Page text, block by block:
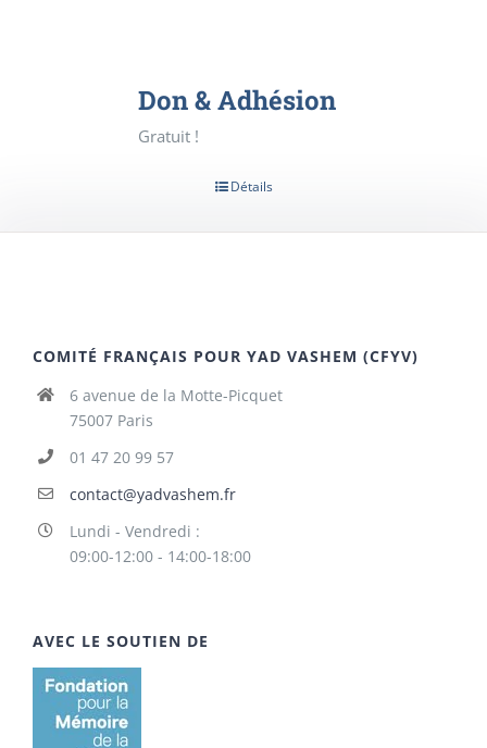
Don & Adhésion
Gratuit !
Détails
COMITÉ FRANÇAIS POUR YAD VASHEM (CFYV)
6 avenue de la Motte-Picquet
75007 Paris
01 47 20 99 57
contact@yadvashem.fr
Lundi - Vendredi :
09:00-12:00 - 14:00-18:00
AVEC LE SOUTIEN DE